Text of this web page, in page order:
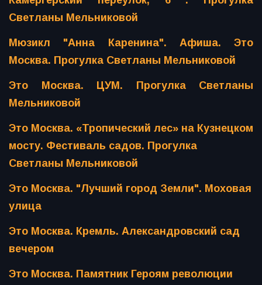
Светланы Мельниковой
Мюзикл "Анна Каренина". Афиша. Это
Москва. Прогулка Светланы Мельниковой
Это Москва. ЦУМ. Прогулка Светланы
Мельниковой
Это Москва. «Тропический лес» на Кузнецком
мосту. Фестиваль садов. Прогулка
Светланы Мельниковой
Это Москва. "Лучший город Земли". Моховая
улица
Это Москва. Кремль. Александровский сад
вечером
Это Москва. Памятник Героям революции